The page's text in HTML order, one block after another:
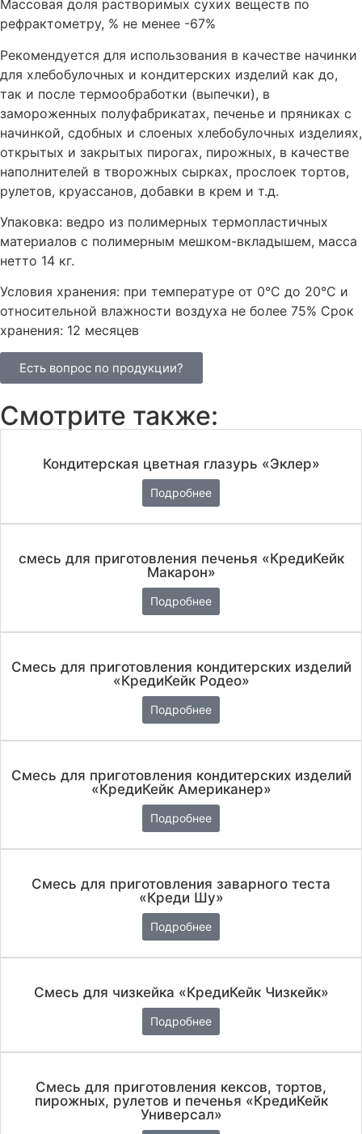
Массовая доля растворимых сухих веществ по
рефрактометру, % не менее -67%
Рекомендуется для использования в качестве начинки
для хлебобулочных и кондитерских изделий как до,
так и после термообработки (выпечки), в
замороженных полуфабрикатах, печенье и пряниках с
начинкой, сдобных и слоеных хлебобулочных изделиях,
открытых и закрытых пирогах, пирожных, в качестве
наполнителей в творожных сырках, прослоек тортов,
рулетов, круассанов, добавки в крем и т.д.
Упаковка: ведро из полимерных термопластичных
материалов с полимерным мешком-вкладышем, масса
нетто 14 кг.
Условия хранения: при температуре от 0°С до 20°С и
относительной влажности воздуха не более 75% Срок
хранения: 12 месяцев
Есть вопрос по продукции?
Смотрите также:
Кондитерская цветная глазурь «Эклер»
Подробнее
смесь для приготовления печенья «КредиКейк
Макарон»
Подробнее
Смесь для приготовления кондитерских изделий
«КредиКейк Родео»
Подробнее
Смесь для приготовления кондитерских изделий
«КредиКейк Американер»
Подробнее
Смесь для приготовления заварного теста
«Креди Шу»
Подробнее
Смесь для чизкейка «КредиКейк Чизкейк»
Подробнее
Смесь для приготовления кексов, тортов,
пирожных, рулетов и печенья «КредиКейк
Универсал»